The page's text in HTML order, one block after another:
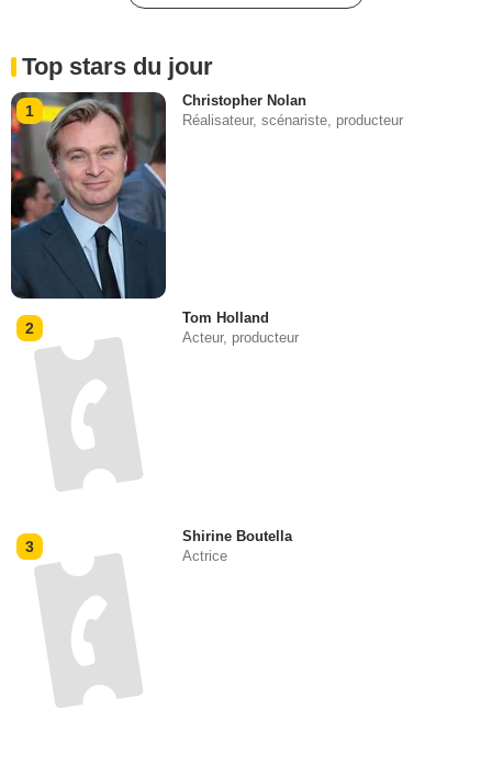
Top stars du jour
1
Christopher Nolan
Réalisateur, scénariste, producteur
2
Tom Holland
Acteur, producteur
3
Shirine Boutella
Actrice